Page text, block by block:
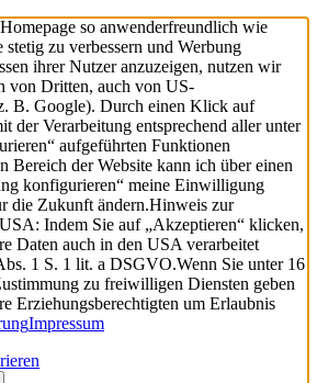
so anwenderfreundlich wie
stetig zu verbessern und Werbung
ihrer Nutzer anzuzeigen, nutzen wir
von Dritten, auch von US-
B. Google). Durch einen Klick auf
der Verarbeitung entsprechend aller unter
aufgeführten Funktionen
Bereich der Website kann ich über einen
konfigurieren“ meine Einwilligung
die Zukunft ändern.Hinweis zur
Indem Sie auf „Akzeptieren“ klicken,
Daten auch in den USA verarbeitet
1 S. 1 lit. a DSGVO.Wenn Sie unter 16
zu freiwilligen Diensten geben
Erziehungsberechtigten um Erlaubnis
Impressum